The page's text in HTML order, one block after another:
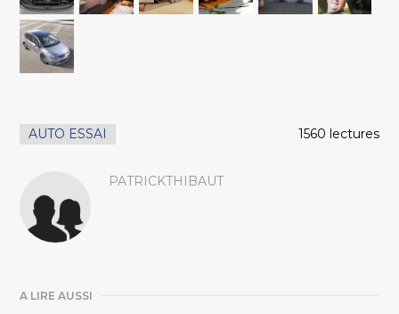
AUTO ESSAI 1560 lectures
PATRICKTHIBAUT
A LIRE AUSSI